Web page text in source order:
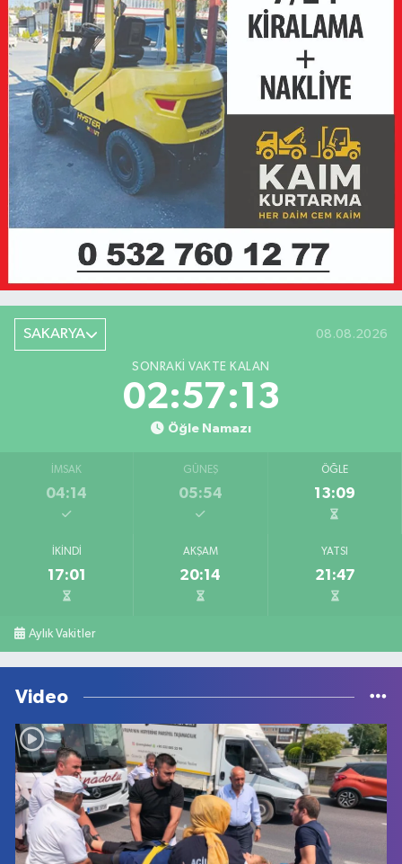
SAKARYA 08.08.2026
SONRAKI VAKTE KALAN
02:57:13
Öğle Namazı
İMSAK
04:14
GÜNEŞ
05:54
ÖĞLE
13:09
İKINDI
17:01
AKŞAM
20:14
YATSI
21:47
Aylık Vakitler
Video